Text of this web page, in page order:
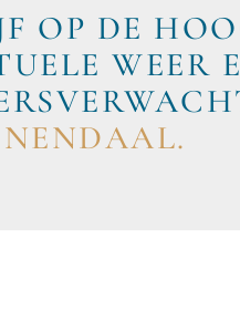
OP DE
WEER